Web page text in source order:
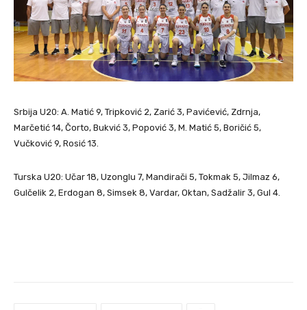
Srbija U20: A. Matić 9, Tripković 2, Zarić 3, Pavićević, Zdrnja,
Marčetić 14, Čorto, Bukvić 3, Popović 3, M. Matić 5, Boričić 5,
Vučković 9, Rosić 13.
Turska U20: Učar 18, Uzonglu 7, Mandirači 5, Tokmak 5, Jilmaz 6,
Gulčelik 2, Erdogan 8, Simsek 8, Vardar, Oktan, Sadžalir 3, Gul 4.